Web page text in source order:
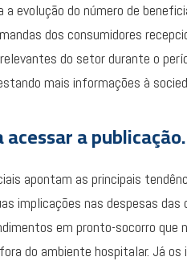
evolução do número de
dos consumidores
do setor durante o
mais informações à
a publicação.
apontam as principais
implicações nas despesas
em pronto-socorro que
do ambiente hospitalar. Já